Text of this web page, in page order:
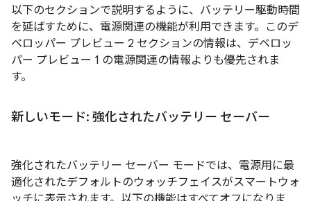
以下のセクションで説明するように、バッテリー駆動時間
を延ばすために、電源関連の機能が利用できます。このデ
ベロッパー プレビュー 2 セクションの情報は、デベロッ
パー プレビュー 1 の電源関連の情報よりも優先されま
す。
新しいモード: 強化されたバッテリー セーバー
強化されたバッテリー セーバー モードでは、電源用に最
適化されたデフォルトのウォッチフェイスがスマートウォ